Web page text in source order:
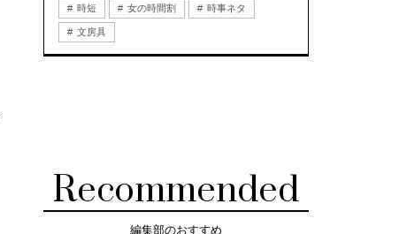
時短 女の時間割 時事ネタ
文房具
Recommended
編集部のおすすめ